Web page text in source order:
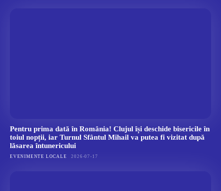
Pentru prima dată în România! Clujul își deschide bisericile în
toiul nopții, iar Turnul Sfântul Mihail va putea fi vizitat după
lăsarea întunericului
EVENIMENTE LOCALE 2026-07-17